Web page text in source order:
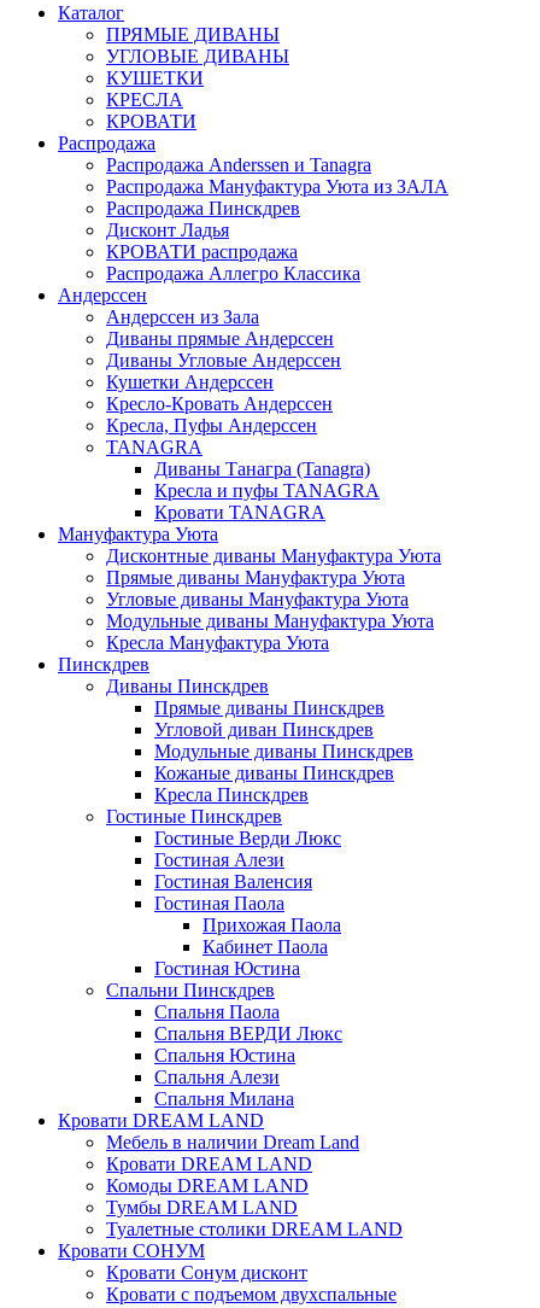
Каталог
ПРЯМЫЕ ДИВАНЫ
УГЛОВЫЕ ДИВАНЫ
КУШЕТКИ
КРЕСЛА
КРОВАТИ
Распродажа
Распродажа Аnderssen и Tanagra
Распродажа Мануфактура Уюта из ЗАЛА
Распродажа Пинскдрев
Дисконт Ладья
КРОВАТИ распродажа
Распродажа Аллегро Классика
Андерссен
Андерсcен из Зала
Диваны прямые Андерссен
Диваны Угловые Андерссен
Кушетки Андерссен
Кресло-Кровать Андерссен
Кресла, Пуфы Андерссен
TANAGRA
Диваны Танагра (Tanagra)
Кресла и пуфы TANAGRA
Кровати TANAGRA
Мануфактура Уюта
Дисконтные диваны Мануфактура Уюта
Прямые диваны Мануфактура Уюта
Угловые диваны Мануфактура Уюта
Модульные диваны Мануфактура Уюта
Кресла Мануфактура Уюта
Пинскдрев
Диваны Пинскдрев
Прямые диваны Пинскдрев
Угловой диван Пинскдрев
Модульные диваны Пинскдрев
Кожаные диваны Пинскдрев
Кресла Пинскдрев
Гостиные Пинскдрев
Гостиные Верди Люкс
Гостиная Алези
Гостиная Валенсия
Гостиная Паола
Прихожая Паола
Кабинет Паола
Гостиная Юстина
Спальни Пинскдрев
Спальня Паола
Спальня ВЕРДИ Люкс
Спальня Юстина
Спальня Алези
Спальня Милана
Кровати DREAM LAND
Мебель в наличии Dream Land
Кровати DREAM LAND
Комоды DREAM LAND
Тумбы DREAM LAND
Туалетные столики DREAM LAND
Кровати СОНУМ
Кровати Сонум дисконт
Кровати с подъемом двухспальные